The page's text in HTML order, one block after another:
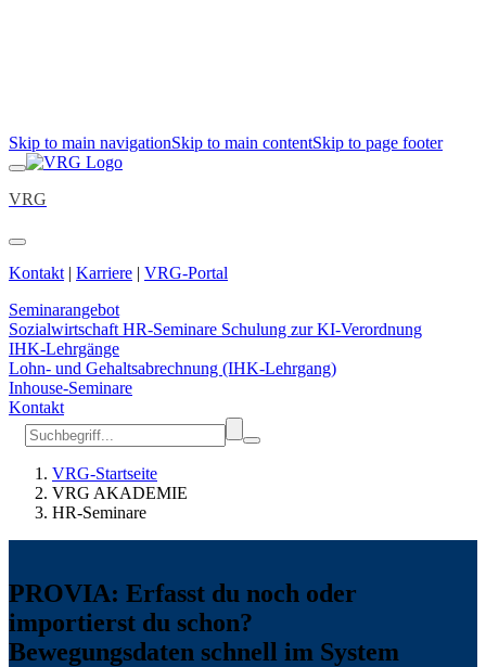
Skip to main navigationSkip to main contentSkip to page footer
VRG
Kontakt | Karriere | VRG-Portal
Seminarangebot
Sozialwirtschaft HR-Seminare Schulung zur KI-Verordnung
IHK-Lehrgänge
Lohn- und Gehaltsabrechnung (IHK-Lehrgang)
Inhouse-Seminare
Kontakt
VRG-Startseite
VRG AKADEMIE
HR-Seminare
PROVIA: Erfasst du noch oder
importierst du schon?
Bewegungsdaten schnell im System